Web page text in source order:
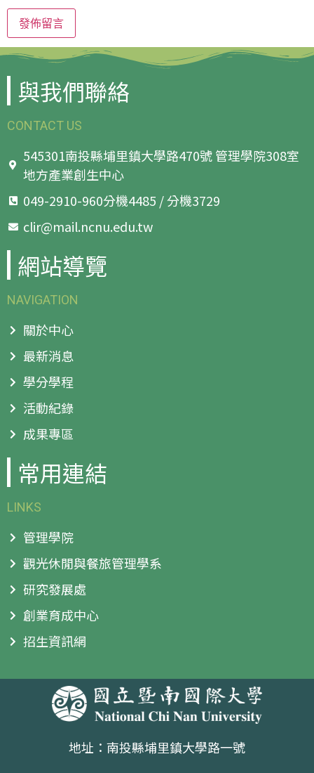
與我們聯絡
CONTACT US
545301南投縣埔里鎮大學路470號 管理學院308室
地方產業創生中心
049-2910-960分機4485 / 分機3729
clir@mail.ncnu.edu.tw
網站導覽
NAVIGATION
關於中心
最新消息
學分學程
活動紀錄
成果專區
常用連結
LINKS
管理學院
觀光休閒與餐旅管理學系
研究發展處
創業育成中心
招生資訊網
地址：南投縣埔里鎮大學路一號